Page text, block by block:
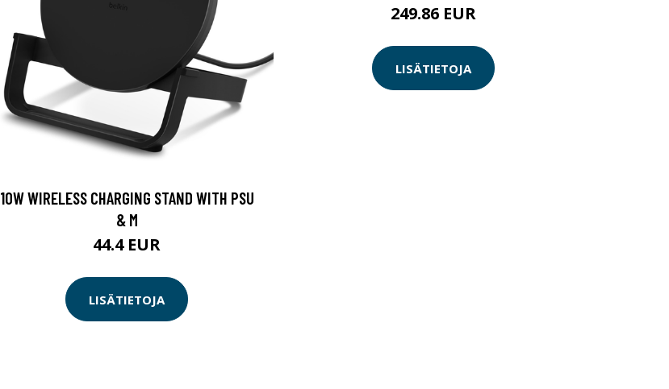
10W WIRELESS CHARGING STAND WITH PSU
& M
44.4 EUR
LISÄTIETOJA
249.86 EUR
LISÄTIETOJA